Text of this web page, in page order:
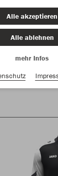
im
Alle akzeptieren
Alle ablehnen
mehr Infos